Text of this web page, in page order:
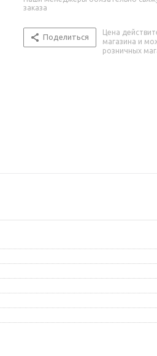
заказа
Поделиться
Цена
магазина и
розничных